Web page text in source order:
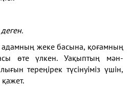
адамның жеке басына, қоғамның
өте үлкен. Уақыптың мән-
тереңірек түсінуіміз үшін,